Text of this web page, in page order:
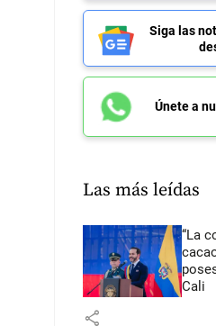
Siga las
Únete a
Las más leídas
“La
Cali
share